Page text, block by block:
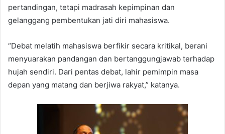
pertandingan, tetapi madrasah kepimpinan dan
gelanggang pembentukan jati diri mahasiswa.
“Debat melatih mahasiswa berfikir secara kritikal, berani
menyuarakan pandangan dan bertanggungjawab terhadap
hujah sendiri. Dari pentas debat, lahir pemimpin masa
depan yang matang dan berjiwa rakyat,” katanya.